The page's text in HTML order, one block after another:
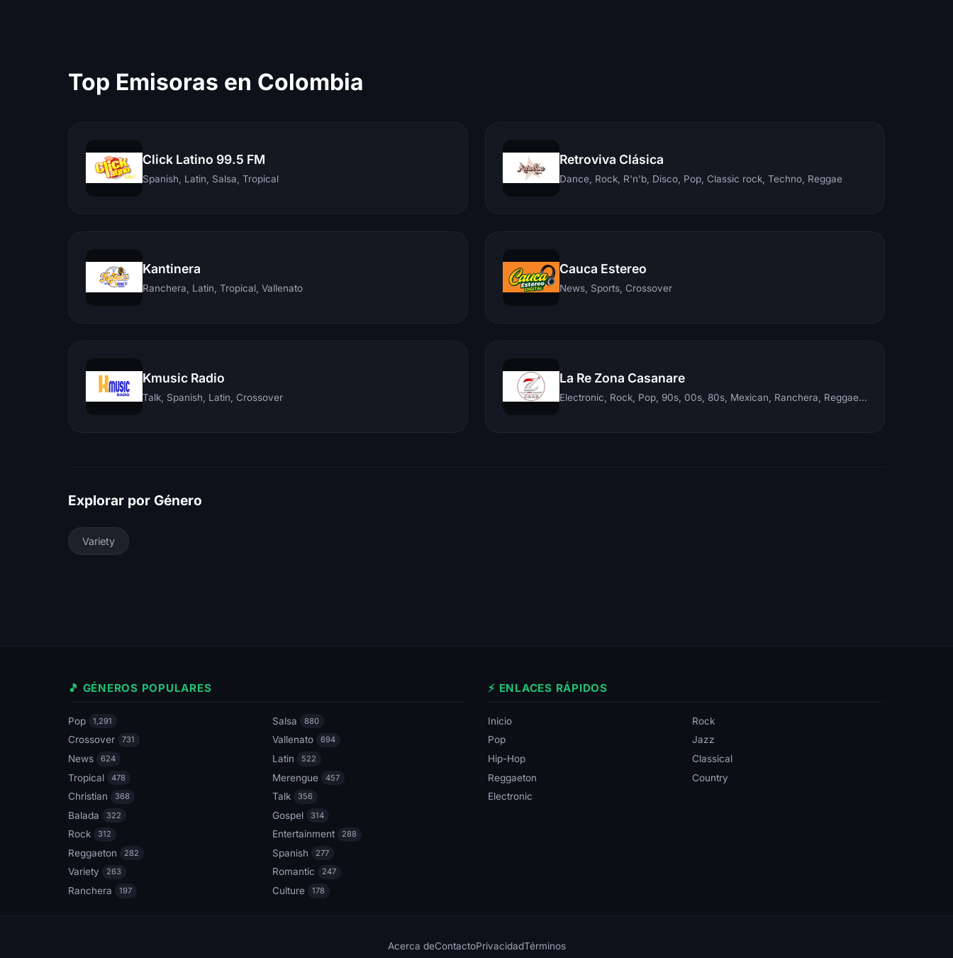
Top Emisoras en Colombia
Click Latino 99.5 FM
Spanish, Latin, Salsa, Tropical
Retroviva Clásica
Dance, Rock, R'n'b, Disco, Pop, Classic rock, Techno, Reggae
Kantinera
Ranchera, Latin, Tropical, Vallenato
Cauca Estereo
News, Sports, Crossover
Kmusic Radio
Talk, Spanish, Latin, Crossover
La Re Zona Casanare
Electronic, Rock, Pop, 90s, 00s, 80s, Mexican, Ranchera, Reggaeton, Instrumental, Salsa, Merengue, Tropical, Romantic, Vallenato, Llanera
Explorar por Género
Variety
🎵 GÉNEROS POPULARES
Pop 1,291 Salsa 880
Crossover 731 Vallenato 694
News 624 Latin 522
Tropical 478 Merengue 457
Christian 368 Talk 356
Balada 322 Gospel 314
Rock 312 Entertainment 288
Reggaeton 282 Spanish 277
Variety 263 Romantic 247
Ranchera 197 Culture 178
⚡ ENLACES RÁPIDOS
Inicio
Rock
Pop
Jazz
Hip-Hop
Classical
Reggaeton
Country
Electronic
Acerca deContactoPrivacidadTérminos